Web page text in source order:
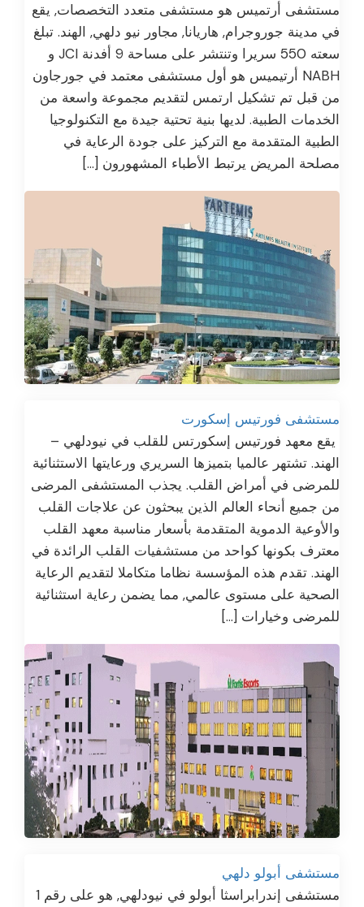
مستشفى أرتميس هو مستشفى متعدد التخصصات, يقع
في مدينة جوروجرام, هاريانا, مجاور نيو دلهي, الهند. تبلغ
سعته 550 سريرا وتنتشر على مساحة 9 أفدنة JCI و
NABH أرتيميس هو أول مستشفى معتمد في جورجاون
من قبل تم تشكيل ارتمس لتقديم مجموعة واسعة من
الخدمات الطبية. لديها بنية تحتية جيدة مع التكنولوجيا
الطبية المتقدمة مع التركيز على جودة الرعاية في
مصلحة المريض يرتبط الأطباء المشهورون […]
مستشفى فورتيس إسكورت
يقع معهد فورتيس إسكورتس للقلب في نيودلهي –
الهند. تشتهر عالميا بتميزها السريري ورعايتها الاستثنائية
للمرضى في أمراض القلب. يجذب المستشفى المرضى
من جميع أنحاء العالم الذين يبحثون عن علاجات القلب
والأوعية الدموية المتقدمة بأسعار مناسبة معهد القلب
معترف بكونها كواحد من مستشفيات القلب الرائدة في
الهند. تقدم هذه المؤسسة نظاما متكاملا لتقديم الرعاية
الصحية على مستوى عالمي, مما يضمن رعاية استثنائية
للمرضى وخيارات […]
مستشفى أبولو دلهي
مستشفى إندرابراسثا أبولو في نيودلهي, هو على رقم 1